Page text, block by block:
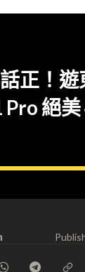
正！
絕